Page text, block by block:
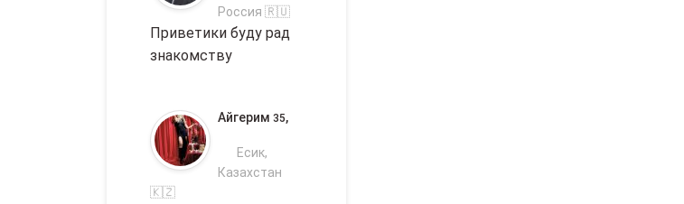
Россия 🇷🇺
Приветики буду рад
знакомству
Айгерим 35,
Есик,
Казахстан
🇰🇿